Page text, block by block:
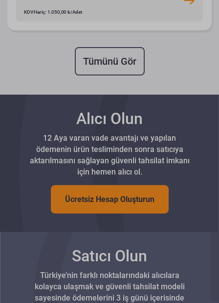
KDV Hariç: 1.050,00 ₺/Adet
Tümünü Gör
Alıcı Olun
12 Aya varan vade avantajı ve yapılan
ödemenin ürün tesliminden sonra satıcıya
aktarılmasını sağlayan güvenli tahsilat imkanı
için hemen alıcı ol.
Ücretsiz Hesap Oluşturun
Satıcı Olun
Türkiye’nin farklı noktalarındaki alıcılara
kolayca ulaşmak ve güvenli tahsilat modeli
sayesinde ödemelerini 3 iş günü içerisinde